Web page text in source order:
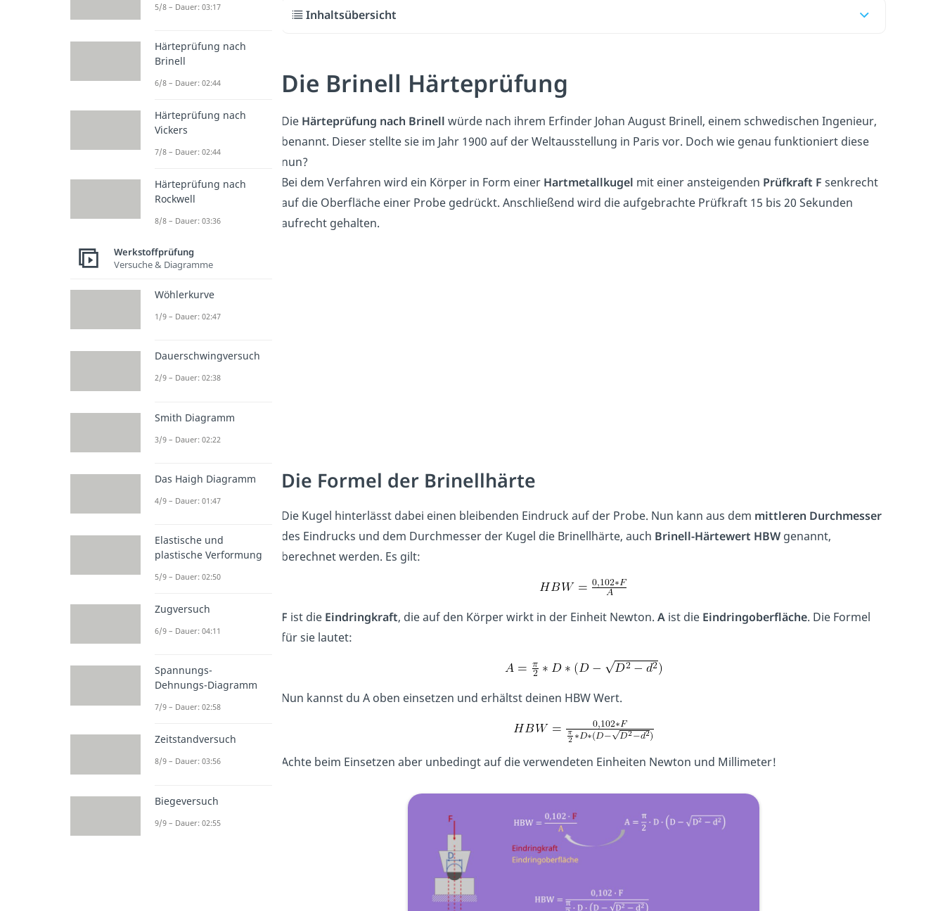
Inhaltsübersicht
Die Brinell Härteprüfung
Die Härteprüfung nach Brinell würde nach ihrem Erfinder Johan August Brinell, einem schwedischen Ingenieur,
benannt. Dieser stellte sie im Jahr 1900 auf der Weltausstellung in Paris vor. Doch wie genau funktioniert diese
nun?
Bei dem Verfahren wird ein Körper in Form einer Hartmetallkugel mit einer ansteigenden Prüfkraft F senkrecht
auf die Oberfläche einer Probe gedrückt. Anschließend wird die aufgebrachte Prüfkraft 15 bis 20 Sekunden
aufrecht gehalten.
Die Formel der Brinellhärte
Die Kugel hinterlässt dabei einen bleibenden Eindruck auf der Probe. Nun kann aus dem mittleren Durchmesser
des Eindrucks und dem Durchmesser der Kugel die Brinellhärte, auch Brinell-Härtewert HBWgenannt,
berechnet werden. Es gilt:
F ist die Eindringkraft, die auf den Körper wirkt in der Einheit Newton. Aist dieEindringoberfläche. Die Formel
für sie lautet:
Nun kannst du A oben einsetzen und erhältst deinen HBW Wert.
Achte beim Einsetzen aber unbedingt auf die verwendeten Einheiten Newton und Millimeter!
5/8 – Dauer: 03:17
Härteprüfung nach
Brinell
6/8 – Dauer: 02:44
Härteprüfung nach
Vickers
7/8 – Dauer: 02:44
Härteprüfung nach
Rockwell
8/8 – Dauer: 03:36
Werkstoffprüfung
Versuche & Diagramme
Wöhlerkurve
1/9 – Dauer: 02:47
Dauerschwingversuch
2/9 – Dauer: 02:38
Smith Diagramm
3/9 – Dauer: 02:22
Das Haigh Diagramm
4/9 – Dauer: 01:47
Elastische und
plastische Verformung
5/9 – Dauer: 02:50
Zugversuch
6/9 – Dauer: 04:11
Spannungs-
Dehnungs-Diagramm
7/9 – Dauer: 02:58
Zeitstandversuch
8/9 – Dauer: 03:56
Biegeversuch
9/9 – Dauer: 02:55